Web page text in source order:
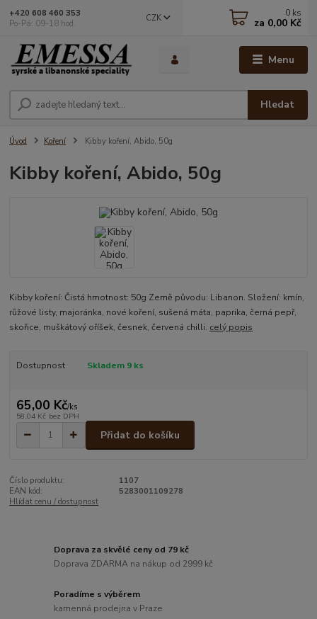
Menu
CZK
Hledat
+420 608 460 353
Po-Pá: 09-18 hod.
0 ks
za 0,00 Kč
Úvod Koření Kibby koření, Abido, 50g
Kibby koření, Abido, 50g
Kibby koření: Čistá hmotnost: 50g Země původu: Libanon. Složení: kmín,
růžové listy, majoránka, nové koření, sušená máta, paprika, černá pepř,
skořice, muškátový oříšek, česnek, červená chilli. celý popis
Dostupnost Skladem 9 ks
65,00 Kč/ks
58,04 Kč bez DPH
Přidat do košíku
Číslo produktu:
1107
EAN kód:
5283001109278
Hlídat cenu / dostupnost
Doprava za skvělé ceny od 79 kč
Doprava ZDARMA na nákup od 2999 kč
Poradíme s výběrem
kamenná prodejna v Praze